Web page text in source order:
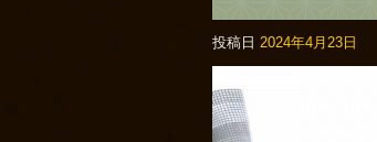
投稿日 2024年4月23日